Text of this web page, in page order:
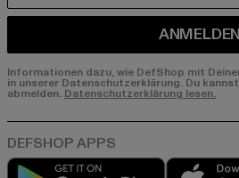
ANMELDEN
Informationen dazu, wie DefShop mit
in unserer Datenschutzerklärung. Du
abmelden. Datenschutzerklärung lesen.
Play